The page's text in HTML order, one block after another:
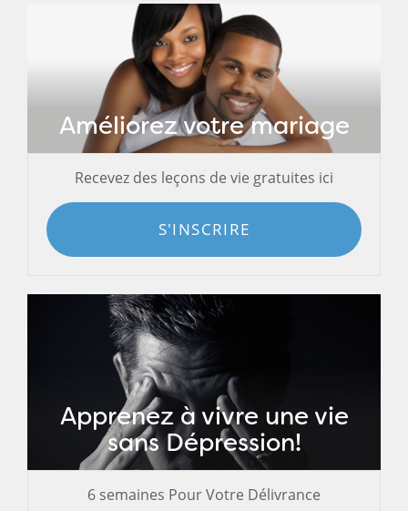
Améliorez votre mariage
Recevez des leçons de vie gratuites ici
S'INSCRIRE
Apprenez à vivre une vie
sans Dépression!
6 semaines Pour Votre Délivrance